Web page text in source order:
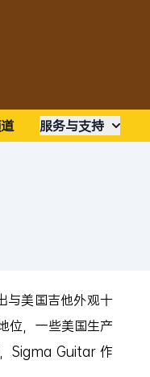
服务与支持
美国吉他外观十
位，一些美国生产
Sigma Guitar 作